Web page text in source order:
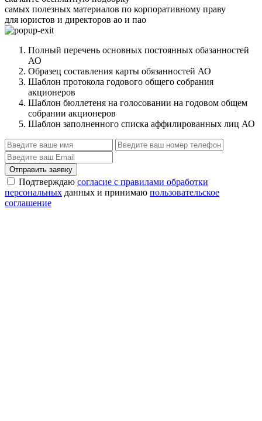
самых полезных материалов по корпоративному праву
для юристов и директоров ао и пао
Полный перечень основных постоянных обазанностей
АО
Образец составления карты обязанностей АО
Шаблон протокола годового общего собрания
акционеров
Шаблон бюллетеня на голосовании на годовом общем
собрании акционеров
Шаблон заполненного списка аффилированных лиц АО
Отправить заявку
Подтверждаю согласие с правилами обработки
персональных данных и принимаю пользовательское
соглашение